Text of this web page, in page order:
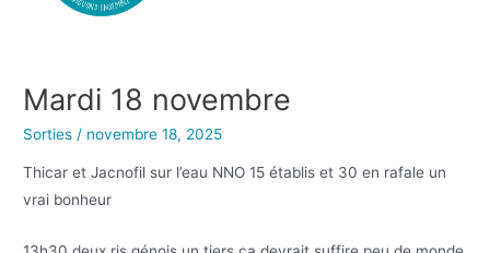
Mardi 18 novembre
Sorties / novembre 18, 2025
Thicar et Jacnofil sur l’eau NNO 15 établis et 30 en rafale un
vrai bonheur